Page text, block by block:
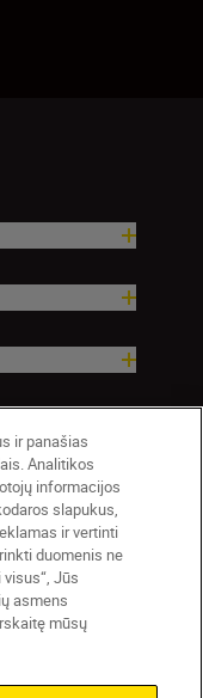
of Use
ir panašias
Analitikos
informacijos
slapukus,
ir vertinti
duomenis ne
Jūs
asmens
mūsų